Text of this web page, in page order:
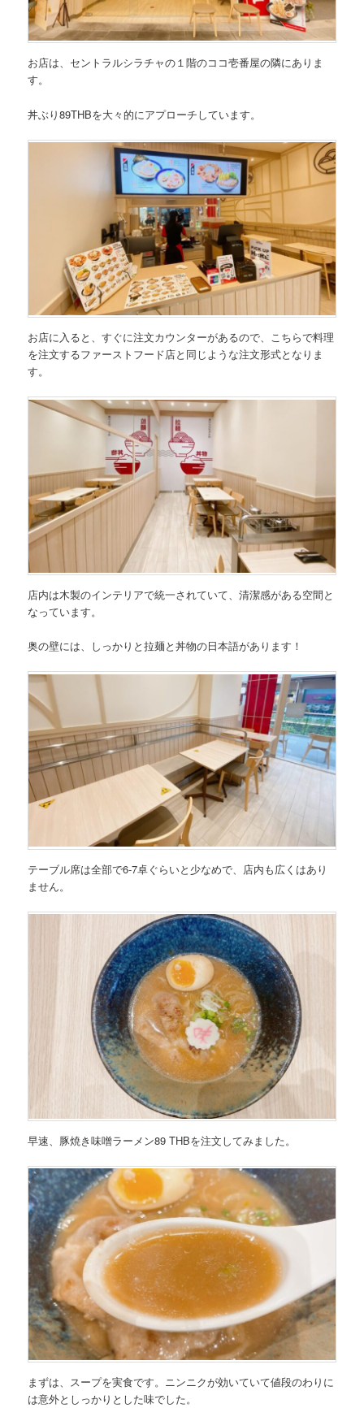
お店は、セントラルシラチャの１階のココ壱番屋の隣にありま
す。
丼ぶり89THBを大々的にアプローチしています。
お店に入ると、すぐに注文カウンターがあるので、こちらで料理
を注文するファーストフード店と同じような注文形式となりま
す。
店内は木製のインテリアで統一されていて、清潔感がある空間と
なっています。
奥の壁には、しっかりと拉麺と丼物の日本語があります！
テーブル席は全部で6-7卓ぐらいと少なめで、店内も広くはあり
ません。
早速、 豚焼き味噌ラーメン89 THBを注文してみました。
まずは、スープを実食です。ニンニクが効いていて値段のわりに
は意外としっかりとした味でした。